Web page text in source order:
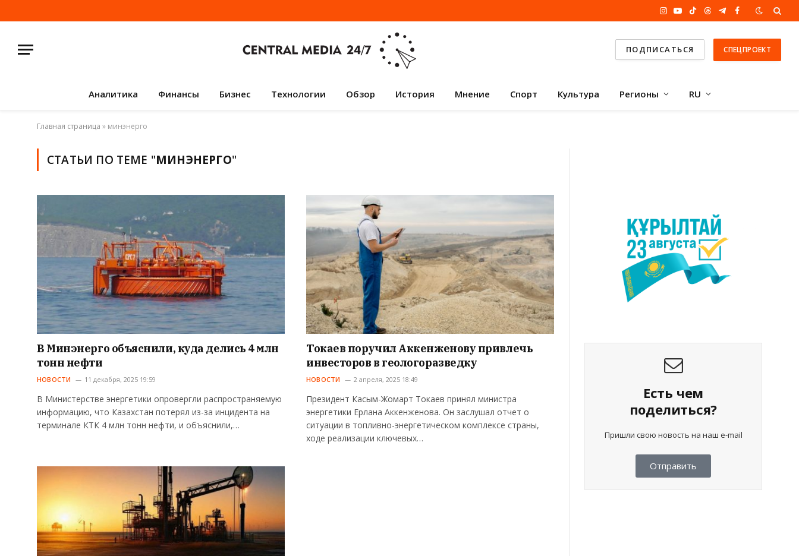
Instagram
YouTube
TikTokThreadsTelegram
Facebook
ПОДПИСАТЬСЯ СПЕЦПРОЕКТ
Аналитика Финансы Бизнес Технологии Обзор История Мнение Спорт Культура Регионы RU
Главная страница » минэнерго
СТАТЬИ ПО ТЕМЕ "МИНЭНЕРГО"
В Минэнерго объяснили, куда делись 4 млн
тонн нефти
НОВОСТИ 11 декабря, 2025 19:59
В Министерстве энергетики опровергли распространяемую
информацию, что Казахстан потерял из-за инцидента на
терминале КТК 4 млн тонн нефти, и объяснили,…
Токаев поручил Аккенженову привлечь
инвесторов в геологоразведку
НОВОСТИ 2 апреля, 2025 18:49
Президент Касым-Жомарт Токаев принял министра
энергетики Ерлана Аккенженова. Он заслушал отчет о
ситуации в топливно-энергетическом комплексе страны,
ходе реализации ключевых…
Есть чем
поделиться?
Пришли свою новость на наш e-mail
Отправить